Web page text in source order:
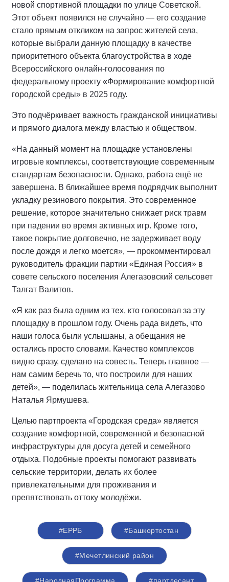
новой спортивной площадки по улице Советской.
Этот объект появился не случайно — его создание
стало прямым откликом на запрос жителей села,
которые выбрали данную площадку в качестве
приоритетного объекта благоустройства в ходе
Всероссийского онлайн-голосования по
федеральному проекту «Формирование комфортной
городской среды» в 2025 году.
Это подчёркивает важность гражданской инициативы
и прямого диалога между властью и обществом.
«На данный момент на площадке установлены
игровые комплексы, соответствующие современным
стандартам безопасности. Однако, работа ещё не
завершена. В ближайшее время подрядчик выполнит
укладку резинового покрытия. Это современное
решение, которое значительно снижает риск травм
при падении во время активных игр. Кроме того,
такое покрытие долговечно, не задерживает воду
после дождя и легко моется», — прокомментировал
руководитель фракции партии «Единая Россия» в
совете сельского поселения Алегазовский сельсовет
Талгат Валитов.
«Я как раз была одним из тех, кто голосовал за эту
площадку в прошлом году. Очень рада видеть, что
наши голоса были услышаны, а обещания не
остались просто словами. Качество комплексов
видно сразу, сделано на совесть. Теперь главное —
нам самим беречь то, что построили для наших
детей», — поделилась жительница села Алегазово
Наталья Ярмушева.
Целью партпроекта «Городская среда» является
создание комфортной, современной и безопасной
инфраструктуры для досуга детей и семейного
отдыха. Подобные проекты помогают развивать
сельские территории, делать их более
привлекательными для проживания и
препятствовать оттоку молодёжи.
#ЕРРБ #Башкортостан
#Мечетлинский район